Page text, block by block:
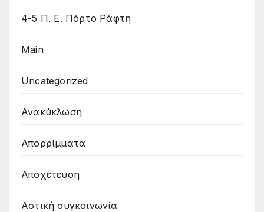
4-5 Π. Ε. Πόρτο Ράφτη
Main
Uncategorized
Ανακύκλωση
Απορρίμματα
Αποχέτευση
Αστική συγκοινωνία